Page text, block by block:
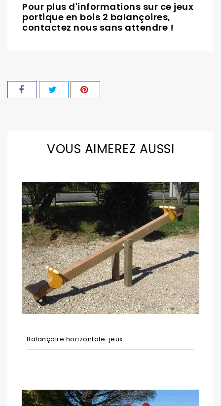
Pour plus d'informations sur ce jeux
portique en bois 2 balançoires,
contactez nous sans attendre !
VOUS AIMEREZ AUSSI
Balançoire horizontale-jeux...